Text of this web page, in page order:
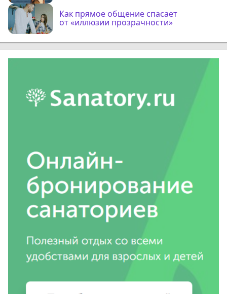
Как прямое общение спасает
от «иллюзии прозрачности»